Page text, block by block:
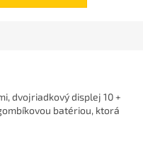
dvojriadkový displej 10 +
batériou, ktorá